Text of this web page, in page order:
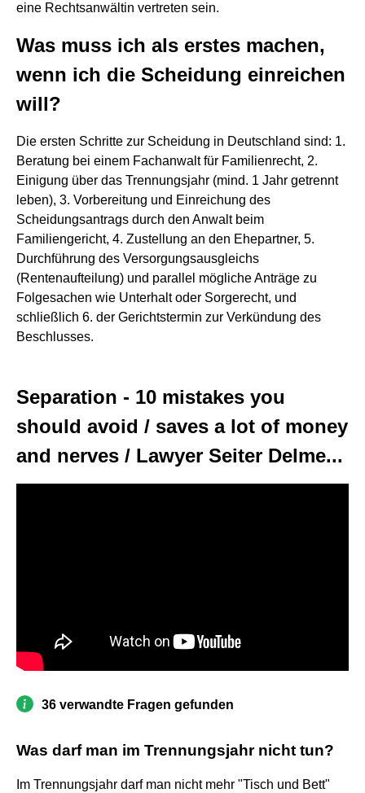
eine Rechtsanwältin vertreten sein.
Was muss ich als erstes machen,
wenn ich die Scheidung einreichen
will?
Die ersten Schritte zur Scheidung in Deutschland sind: 1.
Beratung bei einem Fachanwalt für Familienrecht, 2.
Einigung über das Trennungsjahr (mind. 1 Jahr getrennt
leben), 3. Vorbereitung und Einreichung des
Scheidungsantrags durch den Anwalt beim
Familiengericht, 4. Zustellung an den Ehepartner, 5.
Durchführung des Versorgungsausgleichs
(Rentenaufteilung) und parallel mögliche Anträge zu
Folgesachen wie Unterhalt oder Sorgerecht, und
schließlich 6. der Gerichtstermin zur Verkündung des
Beschlusses.
Separation - 10 mistakes you
should avoid / saves a lot of money
and nerves / Lawyer Seiter Delme...
36 verwandte Fragen gefunden
Was darf man im Trennungsjahr nicht tun?
Im Trennungsjahr darf man nicht mehr "Tisch und Bett"